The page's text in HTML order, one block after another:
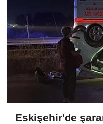
Eskişehir'de